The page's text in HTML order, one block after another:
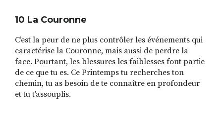
10 La Couronne
C’est la peur de ne plus contrôler les événements qui
caractérise la Couronne, mais aussi de perdre la
face. Pourtant, les blessures les faiblesses font partie
de ce que tu es. Ce Printemps tu recherches ton
chemin, tu as besoin de te connaître en profondeur
et tu t’assouplis.